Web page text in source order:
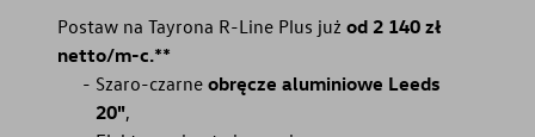
Postaw na Tayrona R-Line Plus już od 2 140 zł
netto/m-c.**
Szaro-czarne obręcze aluminiowe Leeds
20",